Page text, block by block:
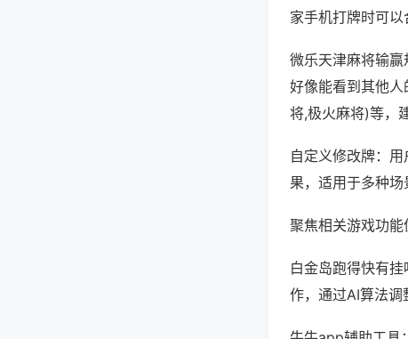
家手机打牌时可以
微乐天津麻将输
好像能看到其他
将,极火麻将)等，
自定义修改牌：
果，适用于多种场
聚焦相关游戏功能
白金岛跑得快有
作，通过AI算法调